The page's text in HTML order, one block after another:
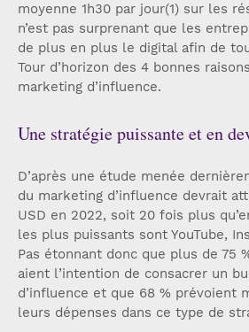
moyenne 1h30 par jour(1) sur les
n’est pas surprenant que les
de plus en plus le digital afin de
Tour d’horizon des 4 bonnes
marketing d’influence.
Une stratégie puissante et en
D’après une étude menée
du marketing d’influence devrait
USD en 2022, soit 20 fois plus
les plus puissants sont YouTube,
Pas étonnant donc que plus de 75
aient l’intention de consacrer un
d’influence et que 68 % prévoient
leurs dépenses dans ce type de